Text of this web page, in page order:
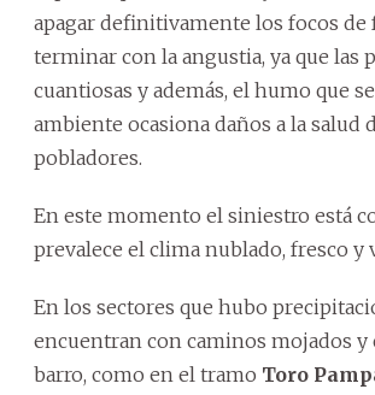
apagar definitivamente los focos de
terminar con la angustia, ya que las
cuantiosas y además, el humo que
ambiente ocasiona daños a la salud
pobladores.
En este momento el siniestro está
prevalece el clima nublado, fresco y
En los sectores que hubo
encuentran con caminos mojados y
barro, como en el tramo Toro